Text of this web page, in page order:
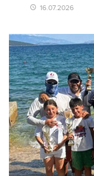
16.07.2026